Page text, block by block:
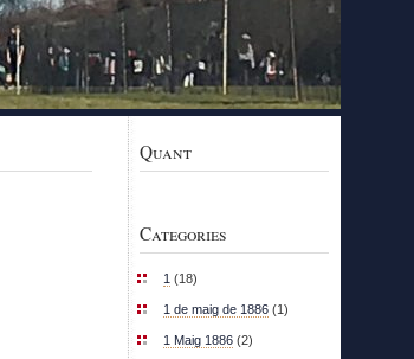
Quant
Categories
1 (18)
1 de maig de 1886 (1)
1 Maig 1886 (2)